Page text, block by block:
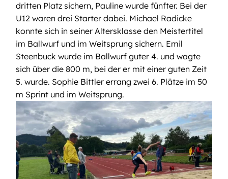
dritten Platz sichern, Pauline wurde fünfter. Bei der
U12 waren drei Starter dabei. Michael Radicke
konnte sich in seiner Altersklasse den Meistertitel
im Ballwurf und im Weitsprung sichern. Emil
Steenbuck wurde im Ballwurf guter 4. und wagte
sich über die 800 m, bei der er mit einer guten Zeit
5. wurde. Sophie Bittler errang zwei 6. Plätze im 50
m Sprint und im Weitsprung.
Bild